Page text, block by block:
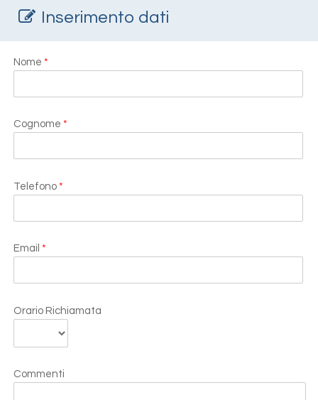
Inserimento dati
Nome *
Cognome *
Telefono *
Email *
Orario Richiamata
Commenti